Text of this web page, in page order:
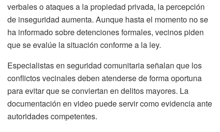
verbales o ataques a la propiedad privada, la percepción
de inseguridad aumenta. Aunque hasta el momento no se
ha informado sobre detenciones formales, vecinos piden
que se evalúe la situación conforme a la ley.
Especialistas en seguridad comunitaria señalan que los
conflictos vecinales deben atenderse de forma oportuna
para evitar que se conviertan en delitos mayores. La
documentación en video puede servir como evidencia ante
autoridades competentes.